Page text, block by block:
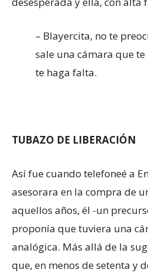
– Blayercita, no te
sale una cámara que
te haga falta.
TUBAZO DE LIBERACIÓN
Así fue cuando telefoneé a
asesorara en la compra de
aquellos años, él -un
proponía que tuviera una
analógica. Más allá de la
que, en menos de setenta y